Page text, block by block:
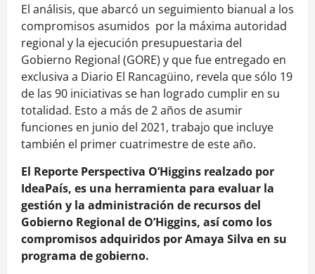
El análisis, que abarcó un seguimiento bianual a los
compromisos asumidos por la máxima autoridad
regional y la ejecución presupuestaria del
Gobierno Regional (GORE) y que fue entregado en
exclusiva a Diario El Rancagüino, revela que sólo 19
de las 90 iniciativas se han logrado cumplir en su
totalidad. Esto a más de 2 años de asumir
funciones en junio del 2021, trabajo que incluye
también el primer cuatrimestre de este año.
El Reporte Perspectiva O’Higgins realzado por
IdeaPaís, es una herramienta para evaluar la
gestión y la administración de recursos del
Gobierno Regional de O’Higgins, así como los
compromisos adquiridos por Amaya Silva en su
programa de gobierno.